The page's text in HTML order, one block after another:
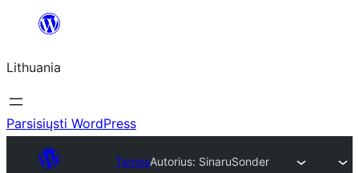
turinio
Lithuania
Parsisiųsti WordPress
TemosAutorius: SinaruSonder